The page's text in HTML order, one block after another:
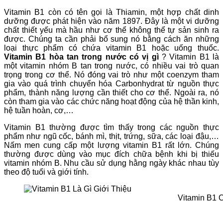
Vitamin B1 còn có tên gọi là Thiamin, một hợp chất dinh
dưỡng được phát hiện vào năm 1897. Đây là một vi dưỡng
chất thiết yếu mà hầu như cơ thể không thể tự sản sinh ra
được. Chúng ta cần phải bổ sung nó bằng cách ăn những
loại thực phẩm có chứa vitamin B1 hoặc uống thuốc.
Vitamin B1 hòa tan trong nước có vị gì? Vitamin B1 là
một vitamin nhóm B tan trong nước, có nhiều vai trò quan
trọng trong cơ thể. Nó đóng vai trò như một coenzym tham
gia vào quá trình chuyển hóa Carbonhydrat từ nguồn thực
phẩm, thành năng lượng cần thiết cho cơ thể. Ngoài ra, nó
còn tham gia vào các chức năng hoạt động của hệ thần kinh,
hệ tuần hoàn, cơ,…
Vitamin B1 thường được tìm thấy trong các nguồn thực
phẩm như ngũ cốc, bánh mì, thịt, trứng, sữa, các loại đậu,…
Nấm men cung cấp một lượng vitamin B1 rất lớn. Chúng
thường được dùng vào mục đích chữa bệnh khi bị thiếu
vitamin nhóm B. Nhu cầu sử dụng hằng ngày khác nhau tùy
theo độ tuổi và giới tính.
Vitamin B1